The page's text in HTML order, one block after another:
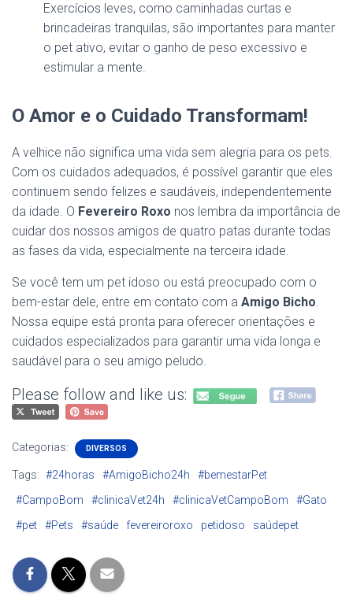
Exercícios leves, como caminhadas curtas e
brincadeiras tranquilas, são importantes para manter
o pet ativo, evitar o ganho de peso excessivo e
estimular a mente.
O Amor e o Cuidado Transformam!
A velhice não significa uma vida sem alegria para os pets.
Com os cuidados adequados, é possível garantir que eles
continuem sendo felizes e saudáveis, independentemente
da idade. O Fevereiro Roxo nos lembra da importância de
cuidar dos nossos amigos de quatro patas durante todas
as fases da vida, especialmente na terceira idade.
Se você tem um pet idoso ou está preocupado com o
bem-estar dele, entre em contato com a Amigo Bicho.
Nossa equipe está pronta para oferecer orientações e
cuidados especializados para garantir uma vida longa e
saudável para o seu amigo peludo.
Please follow and like us:
Categorias: DIVERSOS
Tags: #24horas #AmigoBicho24h
#bemestarPet
#CampoBom
#clinicaVet24h #clinicaVetCampoBom
#Gato
#pet
#Pets #saúde fevereiroroxo petidoso saúdepet